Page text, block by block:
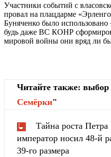
Участники событий с
провал на плацдарме
Буняченко было
будь даже ВС КОНР
мировой войны они вряд ли
Читайте также: выбор
Cемёрки"
Тайна роста
император носил 48-й
39-го размера